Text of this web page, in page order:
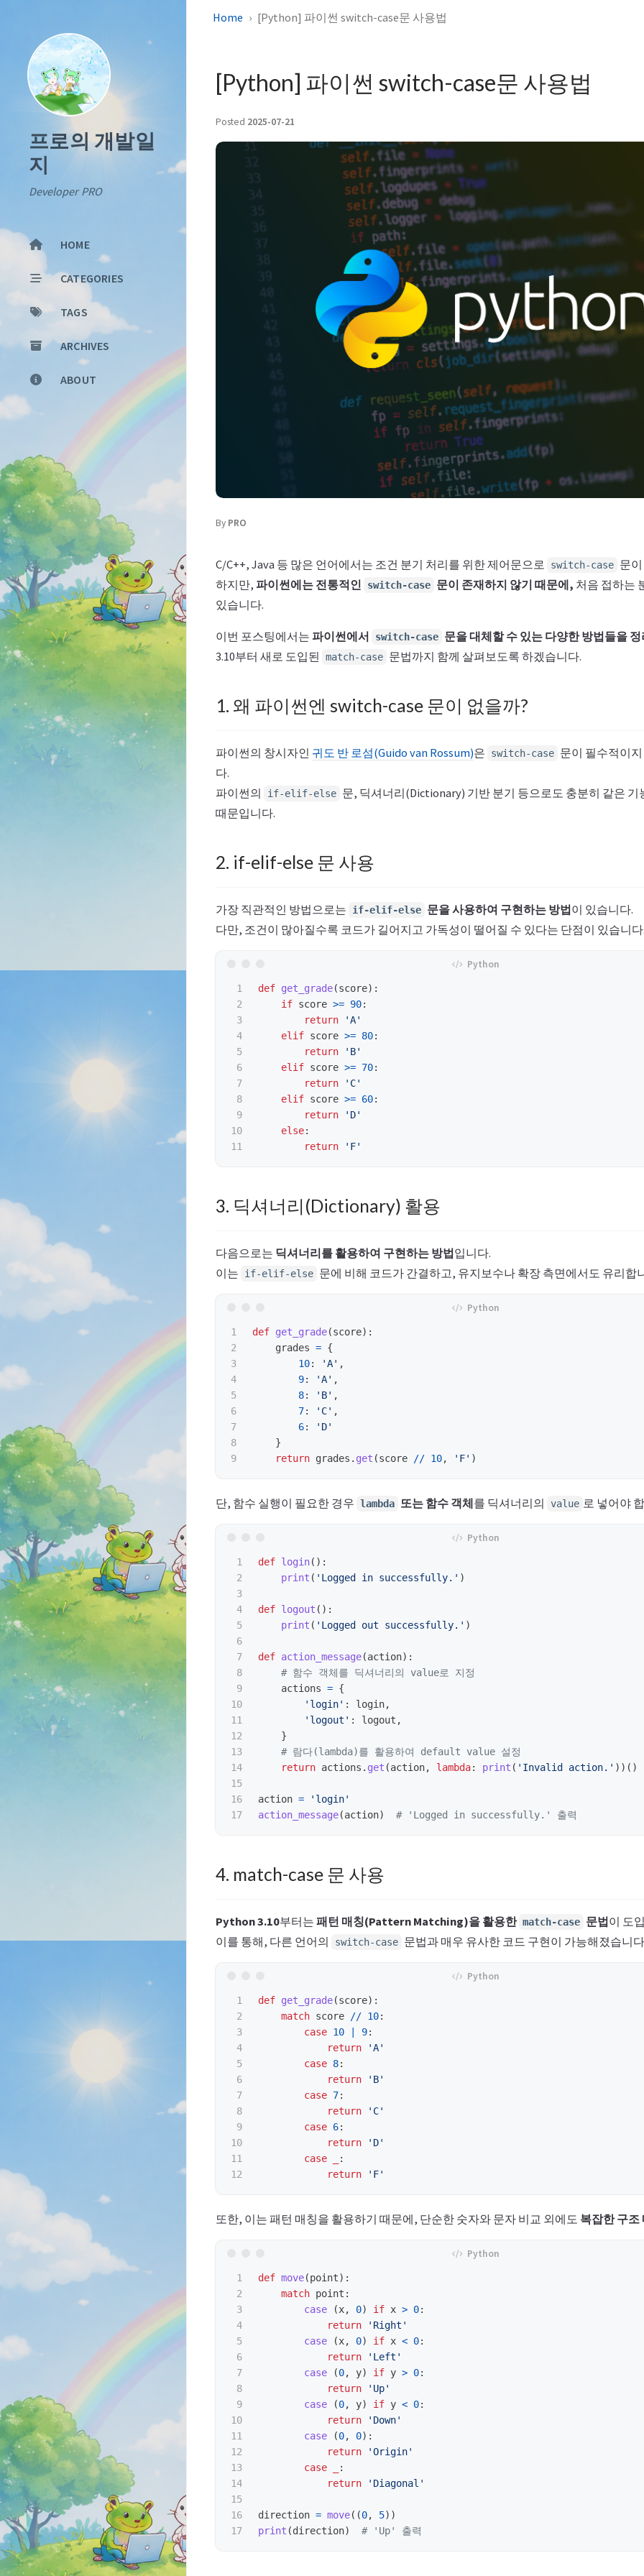
프로의 개발일
지
Developer PRO
HOME
CATEGORIES
TAGS
ARCHIVES
ABOUT
Home [Python] 파이썬 switch-case문 사용법
[Python] 파이썬 switch-case문 사용법
Posted 2025-07-21
By PRO
C/C++, Java 등 많은 언어에서는 조건 분기 처리를 위한 제어문으로 switch-case 문
하지만, 파이썬에는 전통적인 switch-case 문이 존재하지 않기 때문에, 처음 접하는
있습니다.
이번 포스팅에서는 파이썬에서 switch-case 문을 대체할 수 있는 다양한 방법들을 정
3.10부터 새로 도입된
match-case 문법까지 함께 살펴보도록 하겠습니다.
1. 왜 파이썬엔 switch-case 문이 없을까?
파이썬의 창시자인 귀도 반 로섬(Guido van Rossum)은 switch-case 문이 필수적이
다.
파이썬의
if-elif-else 문, 딕셔너리(Dictionary) 기반 분기 등으로도 충분히 같은 기
때문입니다.
2. if-elif-else 문 사용
가장 직관적인 방법으로는 if-elif-else 문을 사용하여 구현하는 방법이 있습니다.
다만, 조건이 많아질수록 코드가 길어지고 가독성이 떨어질 수 있다는 단점이 있습니
1
2
3
4
5
6
7
8
9
10
def get_grade(score):
if score >= 90:
return
'A'
elif score >= 80:
return
' B'
elif score >= 70:
return
' C'
elif score >= 60:
return
' D'
else:
return
' F'
3. 딕셔너리(Dictionary) 활용
다음으로는 딕셔너리를 활용하여 구현하는 방법입니다.
이는
if-elif-else 문에 비해 코드가 간결하고, 유지보수나 확장 측면에서도 유리합
1
2
3
4
5
6
7
8
def get_grade(score):
grades = {
10: 'A' ,
9: 'A' ,
8: ' B' ,
7: ' C' ,
6: ' D'
}
return grades . get (score // 10, ' F' )
단, 함수 실행이 필요한 경우 lambda 또는 함수 객체를 딕셔너리의 value 로 넣어야
1
2
3
4
5
6
7
8
9
10
11
12
13
14
15
16
def login():
print ( ' Logged in successfully. ' )
def logout ():
print ( ' Logged out successfully. ' )
def action_message(action):
actions = {
' login' : login,
' logout ' : logout ,
}
return actions . get (action, lambda: print ( ' Invalid action. ' ))()
action = ' login'
action_message(action)
4. match-case 문 사용
Python 3.10부터는 패턴 매칭(Pattern Matching)을 활용한 match-case 문법이 도
이를 통해, 다른 언어의
switch-case 문법과 매우 유사한 코드 구현이 가능해졌습니
1
2
3
4
5
6
7
8
9
10
11
def get_grade(score):
match score // 10:
case 10 9:
return
'A'
case 8:
return
' B'
case 7:
return
' C'
case 6:
return
' D'
case
:
return
' F'
또한, 이는 패턴 매칭을 활용하기 때문에, 단순한 숫자와 문자 비교 외에도 복잡한 구조
1
2
3
4
5
6
7
8
9
10
11
12
13
14
15
16
def move(point):
match point :
case
(x, 0) if x > 0:
return
' Right '
case
(x, 0) if x < 0:
return
' Left '
case
(0, y) if y > 0:
return
' Up'
case
(0, y) if y < 0:
return
' Down'
case
(0, 0):
return
'Origin'
case
:
return
' Diagonal '
direction = move((0, 5))
print (direction)